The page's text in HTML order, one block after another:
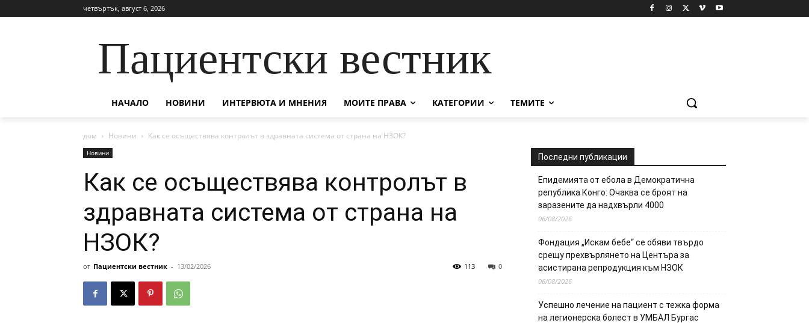
четвъртък, август 6, 2026
Пациентски вестник
НАЧАЛО НОВИНИ ИНТЕРВЮТА И МНЕНИЯ МОИТЕ ПРАВА КАТЕГОРИИ ТЕМИТЕ
дом Новини Как се осъществява контролът в здравната система от страна на НЗОК?
Новини
Как се осъществява контролът в
здравната система от страна на
НЗОК?
от Пациентски вестник - 13/02/2026 0
113
Последни публикации
Епидемията от ебола в Демократична
република Конго: Очаква се броят на
заразените да надхвърли 4000
06/08/2026
Фондация „Искам бебе“ се обяви твърдо
срещу прехвърлянето на Центъра за
асистирана репродукция към НЗОК
06/08/2026
Успешно лечение на пациент с тежка форма
на легионерска болест в УМБАЛ Бургас